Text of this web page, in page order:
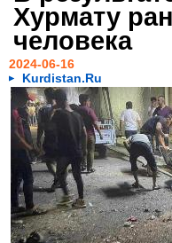
Хурмату
человека
2024-06-16
Kurdistan.Ru